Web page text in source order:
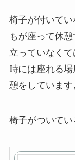
椅子が付いて
もが座って休憩
立っていなく
時には座れる
憩をしています
椅子がついてい